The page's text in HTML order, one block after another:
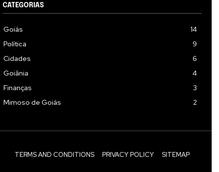
CATEGORIAS
Goiás
14
Política
9
Cidades
6
Goiânia
4
Finanças
3
Mimoso de Goiás
2
TERMS AND CONDITIONS PRIVACY POLICY SITEMAP